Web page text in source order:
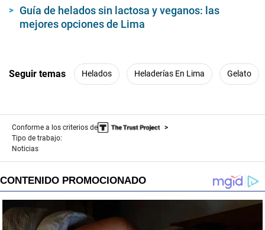
,
3
o
n
Guía de helados sin lactosa y veganos: las
mejores opciones de Lima
Seguir temas Helados Heladerías En Lima Gelato
Conforme a los criterios de
Tipo de trabajo:
Noticias